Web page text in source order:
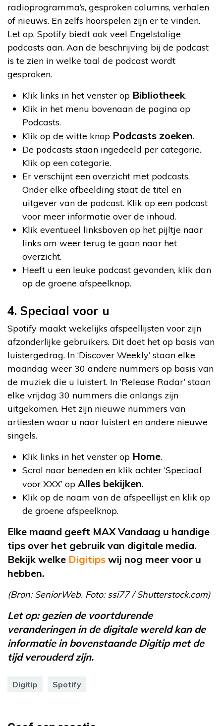
radioprogramma’s, gesproken columns, verhalen
of nieuws. En zelfs hoorspelen zijn er te vinden.
Let op, Spotify biedt ook veel Engelstalige
podcasts aan. Aan de beschrijving bij de podcast
is te zien in welke taal de podcast wordt
gesproken.
Klik links in het venster op Bibliotheek.
Klik in het menu bovenaan de pagina op
Podcasts.
Klik op de witte knop Podcasts zoeken.
De podcasts staan ingedeeld per categorie.
Klik op een categorie.
Er verschijnt een overzicht met podcasts.
Onder elke afbeelding staat de titel en
uitgever van de podcast. Klik op een podcast
voor meer informatie over de inhoud.
Klik eventueel linksboven op het pijltje naar
links om weer terug te gaan naar het
overzicht.
Heeft u een leuke podcast gevonden, klik dan
op de groene afspeelknop.
4. Speciaal voor u
Spotify maakt wekelijks afspeellijsten voor zijn
afzonderlijke gebruikers. Dit doet het op basis van
luistergedrag. In ‘Discover Weekly’ staan elke
maandag weer 30 andere nummers op basis van
de muziek die u luistert. In ‘Release Radar’ staan
elke vrijdag 30 nummers die onlangs zijn
uitgekomen. Het zijn nieuwe nummers van
artiesten waar u naar luistert en andere nieuwe
singels.
Klik links in het venster op Home.
Scrol naar beneden en klik achter ‘Speciaal
voor XXX’ op Alles bekijken.
Klik op de naam van de afspeellijst en klik op
de groene afspeelknop.
Elke maand geeft MAX Vandaag u handige
tips over het gebruik van digitale media.
Bekijk welke Digitips wij nog meer voor u
hebben.
(Bron: SeniorWeb. Foto:ssi77 / Shutterstock.com)
Let op: gezien de voortdurende
veranderingen in de digitale wereld kan de
informatie in bovenstaande Digitip met de
tijd verouderd zijn.
Digitip Spotify